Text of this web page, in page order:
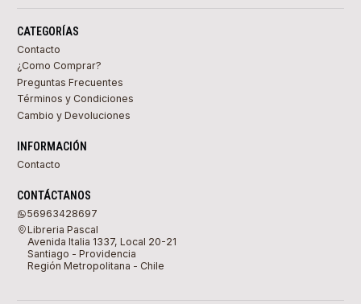
CATEGORÍAS
Contacto
¿Como Comprar?
Preguntas Frecuentes
Términos y Condiciones
Cambio y Devoluciones
INFORMACIÓN
Contacto
CONTÁCTANOS
56963428697
Libreria Pascal
Avenida Italia 1337, Local 20-21
Santiago - Providencia
Región Metropolitana - Chile